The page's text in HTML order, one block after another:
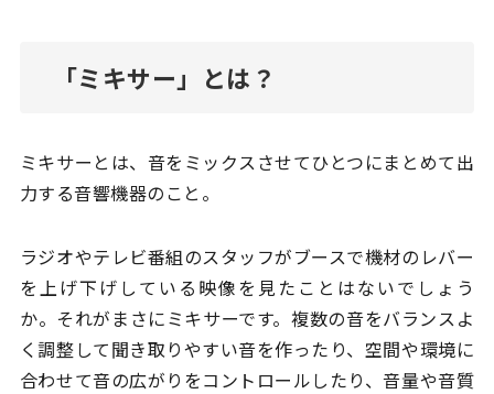
「ミキサー」とは？
ミキサーとは、音をミックスさせてひとつにまとめて出
力する音響機器のこと。
ラジオやテレビ番組のスタッフがブースで機材のレバー
を上げ下げしている映像を見たことはないでしょう
か。それがまさにミキサーです。複数の音をバランスよ
く調整して聞き取りやすい音を作ったり、空間や環境に
合わせて音の広がりをコントロールしたり、音量や音質